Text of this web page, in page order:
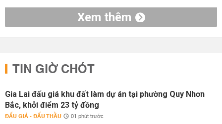
Xem thêm
TIN GIỜ CHÓT
Gia Lai đấu giá khu đất làm dự án tại phường Quy Nhơn
Bắc, khởi điểm 23 tỷ đồng
ĐẤU GIÁ - ĐẤU THẦU 01 phút trước